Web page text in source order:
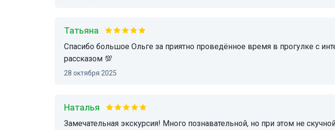
Татьяна
Спасибо большое Ольге за приятно проведённое время в прогулке с интересным
рассказом 💯
28 октября 2025
Наталья
Замечательная экскурсия! Много познавательной, но при этом не скучной информации.